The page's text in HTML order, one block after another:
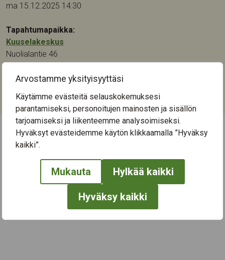
Arvostamme yksityisyyttäsi
Käytämme evästeitä selauskokemuksesi
parantamiseksi, personoitujen mainosten ja sisällön
tarjoamiseksi ja liikenteemme analysoimiseksi.
Hyväksyt evästeidemme käytön klikkaamalla ”Hyväksy
kaikki”.
Mukauta Hylkää kaikki
Hyväksy kaikki
ma 15.12.2025 14:30
Tapahtumapaikka:
Kuuselakeskus
Nuolialantie 46
Kulttuuri,Musiikki